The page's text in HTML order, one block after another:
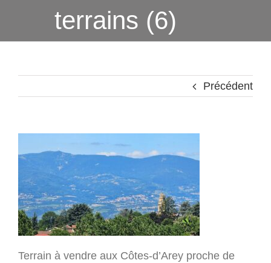
terrains (6)
Précédent
Terrain à vendre aux Côtes-d’Arey proche de